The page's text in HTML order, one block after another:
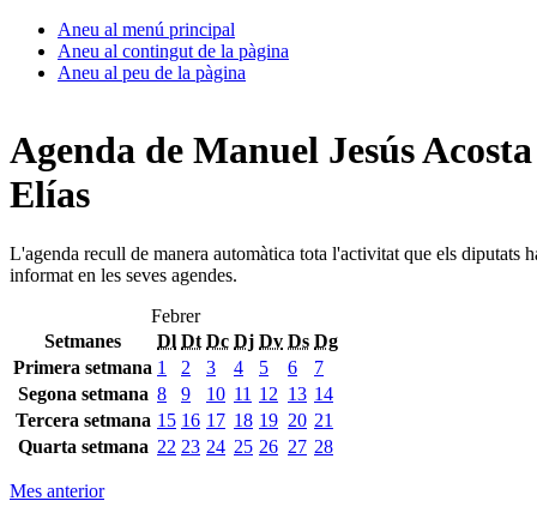
Aneu al menú principal
Aneu al contingut de la pàgina
Aneu al peu de la pàgina
Agenda de Manuel Jesús Acosta
Elías
L'agenda recull de manera automàtica tota l'activitat que els diputats
informat en les seves agendes.
Febrer
Setmanes
Dl Dt Dc Dj Dv Ds Dg
Primera setmana 1 2 3 4 5 6
7
Segona setmana 8 9 10 11 12 13 14
Tercera setmana 15 16 17 18 19 20 21
Quarta setmana 22 23 24 25 26 27 28
Mes anterior